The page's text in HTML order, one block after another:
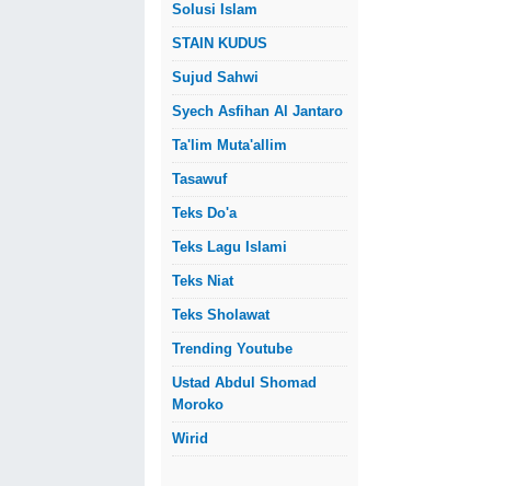
Solusi Islam
STAIN KUDUS
Sujud Sahwi
Syech Asfihan Al Jantaro
Ta'lim Muta'allim
Tasawuf
Teks Do'a
Teks Lagu Islami
Teks Niat
Teks Sholawat
Trending Youtube
Ustad Abdul Shomad
Moroko
Wirid